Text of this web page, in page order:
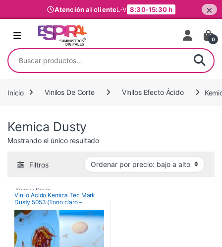
Atención al clienteL-V 8:30-15:30 h ×
Ir al contenido
0
Buscar por:
Inicio Vinilos De Corte Vinilos Efecto Ácido
Kemica Dusty
Mostrando el único resultado
Filtros
Kemica Dusty
Vinilos Efecto Ácido,
Vinilos para decoración de
cristales
Vinilo Ácido Kemica Tec Mark
Dusty 5053 (Tono claro –
Imprimible)